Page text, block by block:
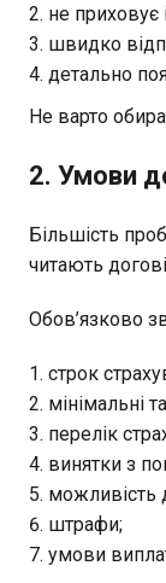
не
швидко
детально
Не варто
2. Умови
Більшість
читають
Обов’язково
строк
мінімальні
перелік
винятки з
можливість
штрафи;
умови